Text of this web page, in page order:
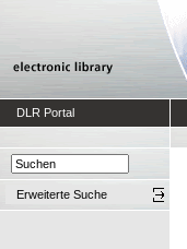
DLR Portal
Erweiterte Suche